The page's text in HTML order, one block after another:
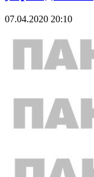
07.04.2020 20:10